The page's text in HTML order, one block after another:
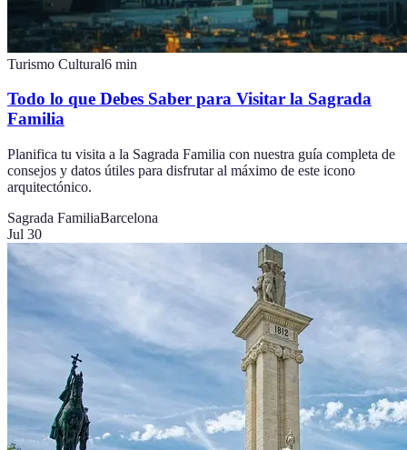
Turismo Cultural6 min
Todo lo que Debes Saber para Visitar la Sagrada
Familia
Planifica tu visita a la Sagrada Familia con nuestra guía completa de
consejos y datos útiles para disfrutar al máximo de este icono
arquitectónico.
Sagrada FamiliaBarcelona
Jul 30